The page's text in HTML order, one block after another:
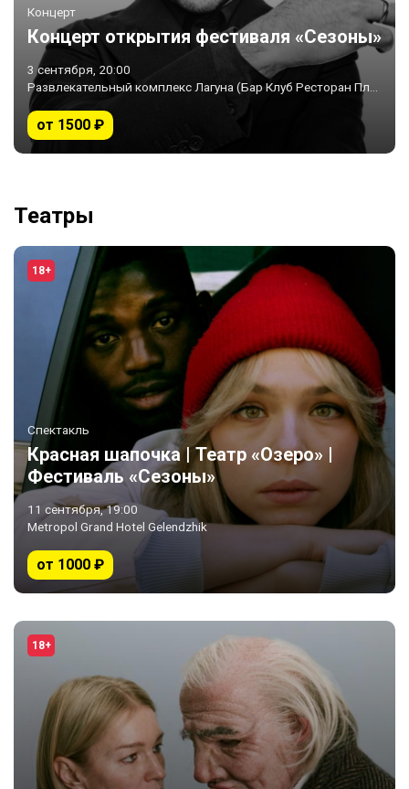
Концерт
Концерт открытия фестиваля «Сезоны»
3 сентября, 20:00
от 1500 ₽
Театры
18+
Спектакль
Красная шапочка | Театр «Озеро» |
Фестиваль «Сезоны»
11 сентября, 19:00
Metropol Grand Hotel Gelendzhik
от 1000 ₽
18+